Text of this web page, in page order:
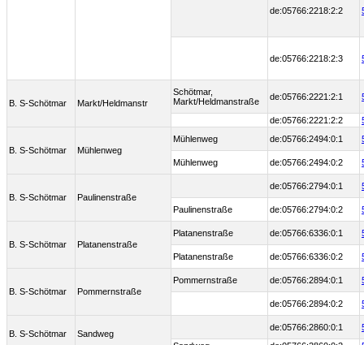
de:05766:2218:2:2
de:05766:2218:2:3
B. S-Schötmar Markt/Heldmanstr
Schötmar,
Markt/Heldmanstraße
de:05766:2221:2:1
de:05766:2221:2:2
B. S-Schötmar Mühlenweg
Mühlenweg de:05766:2494:0:1
Mühlenweg de:05766:2494:0:2
B. S-Schötmar Paulinenstraße
de:05766:2794:0:1
Paulinenstraße de:05766:2794:0:2
B. S-Schötmar Platanenstraße
Platanenstraße de:05766:6336:0:1
Platanenstraße de:05766:6336:0:2
B. S-Schötmar Pommernstraße
Pommernstraße de:05766:2894:0:1
de:05766:2894:0:2
B. S-Schötmar Sandweg
de:05766:2860:0:1